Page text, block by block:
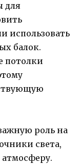
для
использовать
балок.
потолки
роль на
света,